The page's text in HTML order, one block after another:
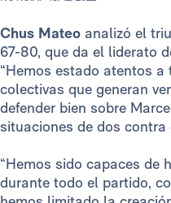
Chus Mateo analizó el
67-80, que da el liderato
“Hemos estado atentos
colectivas que generan
defender bien sobre
situaciones de dos contra
“Hemos sido capaces de
durante todo el partido,